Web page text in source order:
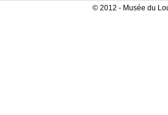
© 2012 - Musée du